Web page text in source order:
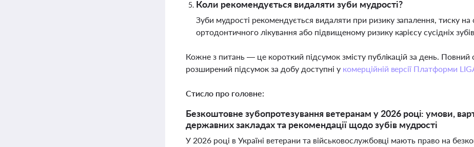
Коли рекомендується видаляти зуби мудрості?
Зуби мудрості рекомендується видаляти при ризику запалення, тиску на
ортодонтичного лікування або підвищеному ризику карієсу сусідніх
Кожне з питань — це короткий підсумок змісту публікацій за день.
розширений підсумок за добу доступні у комерційній версії Платформи
Стисло про головне:
Безкоштовне зубопротезування ветеранам у 2026 році: умови,
державних закладах та рекомендації щодо зубів мудрості
У 2026 році в Україні ветерани та військовослужбовці мають право на